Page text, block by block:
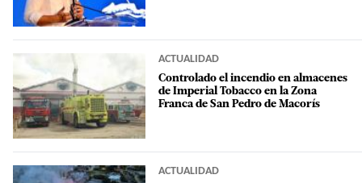
ACTUALIDAD
Controlado el incendio en almacenes
de Imperial Tobacco en la Zona
Franca de San Pedro de Macorís
ACTUALIDAD